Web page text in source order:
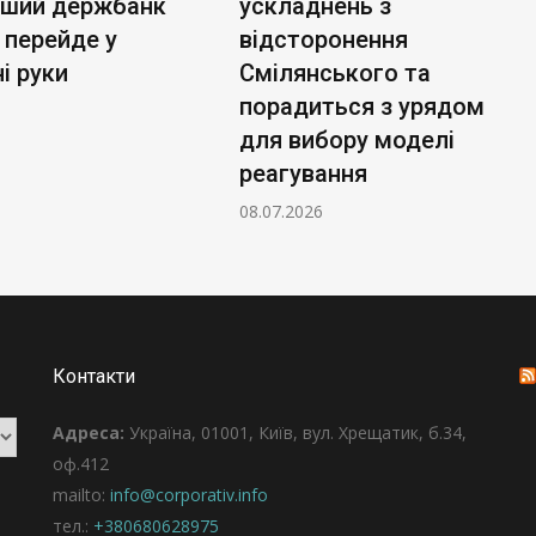
держбанк
перейде у
руки
ускладнень з
відсторонення
Смілянського та
порадиться з урядом
для вибору моделі
реагування
08.07.2026
Контакти
Адреса: Україна, 01001, Київ, вул. Хрещатик, б.34,
оф.412
mailto: info@corporativ.info
тел.: +380680628975